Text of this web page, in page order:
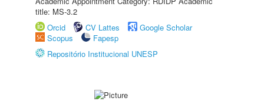
title: MS-3.2
Orcid
CV Lattes
Google Scholar
Scopus
Fapesp
Repositório Institucional UNESP